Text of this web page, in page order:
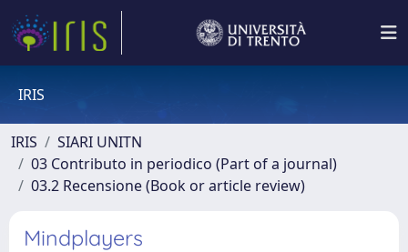
IRIS
IRIS
SIARI UNITN
03 Contributo in periodico (Part of a journal)
03.2 Recensione (Book or article review)
Mindplayers